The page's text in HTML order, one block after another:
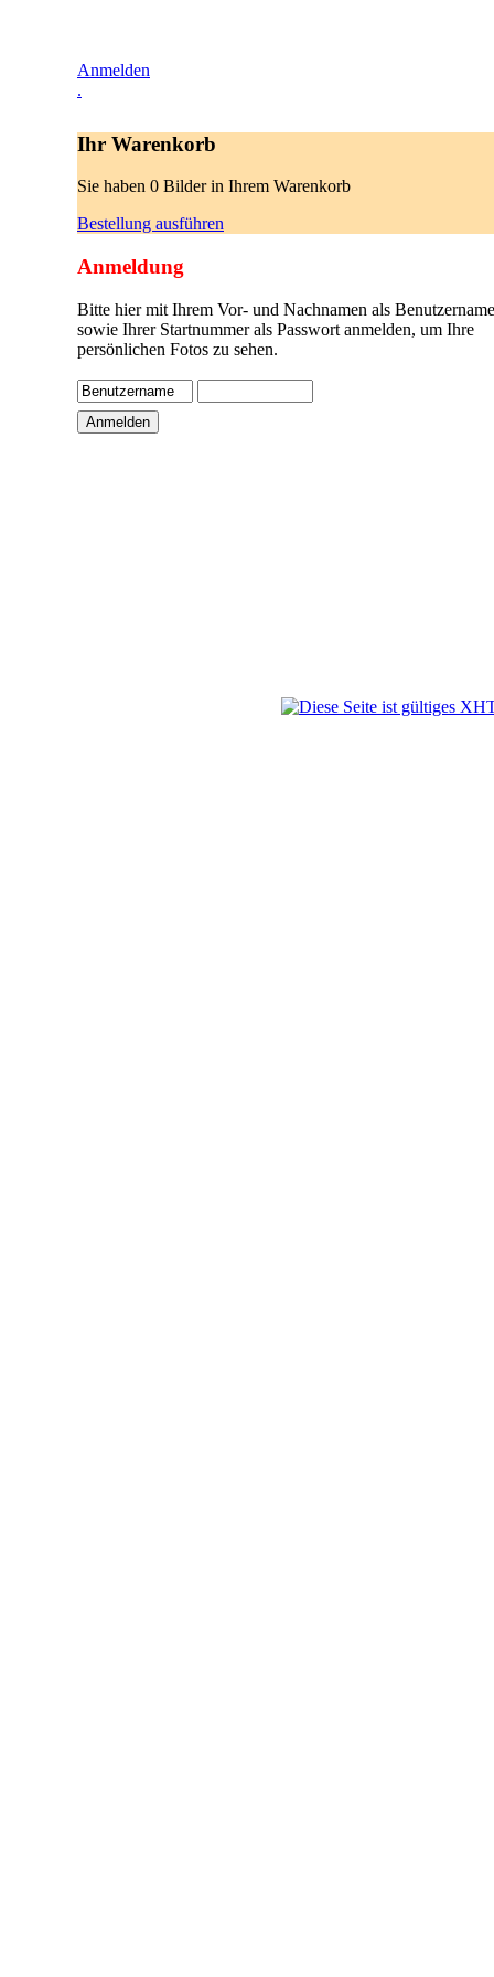
Anmelden
.
Ihr Warenkorb
Sie haben 0 Bilder in Ihrem Warenkorb
Bestellung ausführen
Anmeldung
Bitte hier mit Ihrem Vor- und Nachnamen als
sowie Ihrer Startnummer als Passwort anmelden, um Ihre
persönlichen Fotos zu sehen.